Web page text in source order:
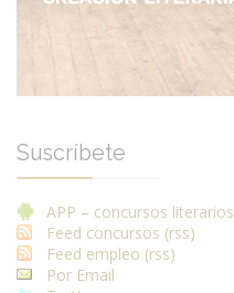
Suscríbete
APP – concursos literarios
Feed concursos (rss)
Feed empleo (rss)
Por Email